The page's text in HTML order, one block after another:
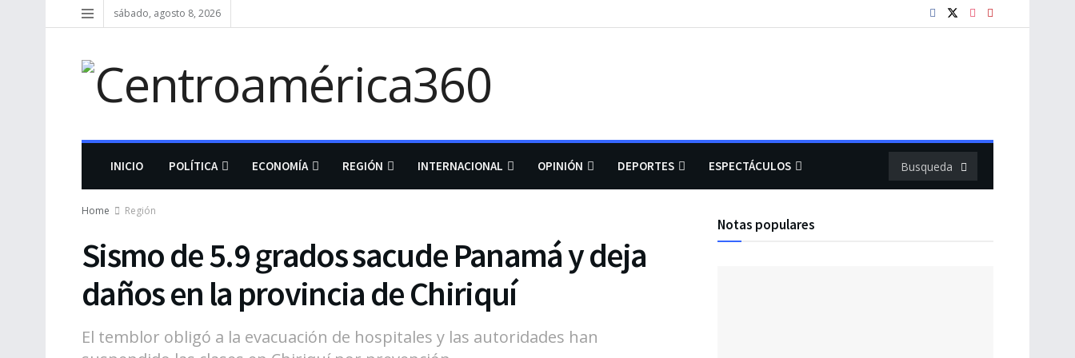
sábado, agosto 8, 2026
INICIO POLÍTICA ECONOMÍA REGIÓN INTERNACIONAL OPINIÓN DEPORTES ESPECTÁCULOS
Home Región
Sismo de 5.9 grados sacude Panamá y deja
daños en la provincia de Chiriquí
El temblor obligó a la evacuación de hospitales y las autoridades han
Notas populares